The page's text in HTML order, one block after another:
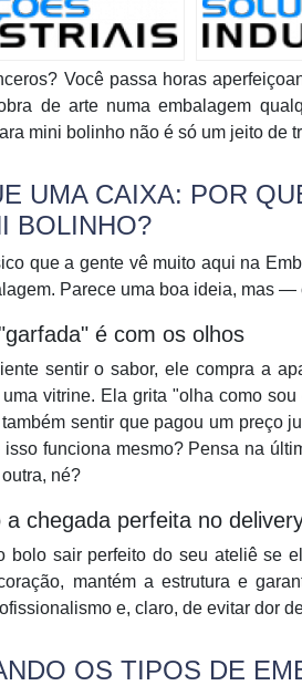
Você passa horas
de arte numa embalagem
mini bolinho não é só um jeito de
UMA CAIXA: POR
BOLINHO?
que a gente vê muito aqui na
Parece uma boa ideia, mas
é com os olhos
sentir o sabor, ele compra a
vitrine. Ela grita "olha como
sentir que pagou um preço
isso funciona mesmo? Pensa na
né?
a chegada perfeita no
bolo sair perfeito do seu ateliê se
mantém a estrutura e
e, claro, de evitar dor
OS TIPOS DE